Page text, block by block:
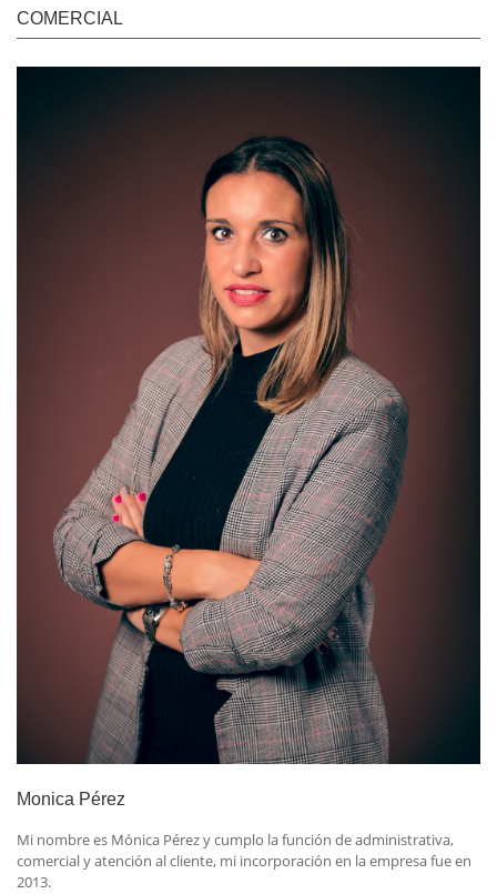
COMERCIAL
Monica Pérez
Mi nombre es Mónica Pérez y cumplo la función de administrativa,
comercial y atención al cliente, mi incorporación en la empresa fue en
2013.